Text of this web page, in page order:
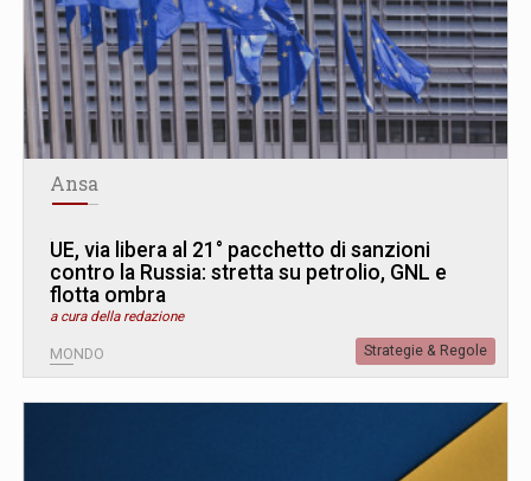
Ansa
UE, via libera al 21° pacchetto di sanzioni
contro la Russia: stretta su petrolio, GNL e
flotta ombra
a cura della redazione
MONDO Strategie & Regole